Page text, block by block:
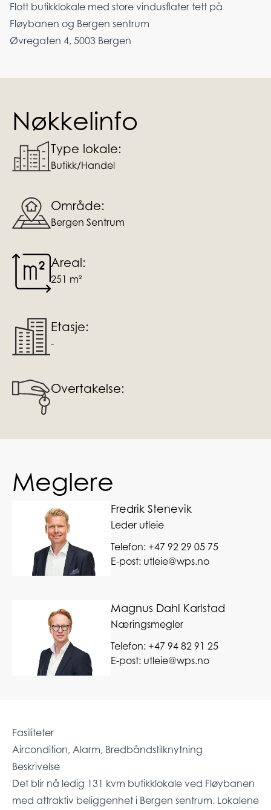
Flott butikklokale med store vindusflater tett på
Fløybanen og Bergen sentrum
Øvregaten 4, 5003 Bergen
Nøkkelinfo
Type lokale:
Butikk/Handel
Område:
Bergen Sentrum
Areal:
251 m²
Etasje:
-
Overtakelse:
Meglere
Fredrik Stenevik
Leder utleie
Telefon:+47 92 29 05 75
E-post: utleie@wps.no
Magnus Dahl Karlstad
Næringsmegler
Telefon:+47 94 82 91 25
E-post: utleie@wps.no
Fasiliteter
Aircondition, Alarm, Bredbåndstilknytning
Beskrivelse
Det blir nå ledig 131 kvm butikklokale ved Fløybanen
med attraktiv beliggenhet i Bergen sentrum. Lokalene